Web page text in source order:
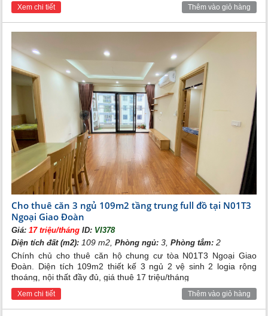
Khu vui chơi trong nhà và ngoài trời.
Hệ thống trường mần non tới trung học quốc tế.
Với vị trí thuận lợi, không gian sống đẳng cấp cùng
tiện ích vượt trội, cư dân tại khu đô thị Ngoại Giao
Đoàn chắc chắn sẽ được tận hưởng một đẳng cấp sống
hoàn toàn mới- sống chuẩn, sống sang, sống xanh an
lành giữa giữa lòng nội đô.
Xem chi tiết Thêm vào giỏ hàng
Cho thuê căn 3 ngủ 109m2 tầng trung full đồ tại N01T3
Ngoại Giao Đoàn
Giá:17 triệu/thángID: VI378
Diện tích đất (m2): 109 m2,Phòng ngủ: 3,Phòng tắm: 2
Chính chủ cho thuê căn hộ chung cư tòa N01T3 Ngoại Giao
Đoàn. Diện tích 109m2 thiết kế 3 ngủ 2 vệ sinh 2 logia rộng
thoáng, nội thất đầy đủ, giá thuê 17 triệu/tháng
Xem chi tiết Thêm vào giỏ hàng